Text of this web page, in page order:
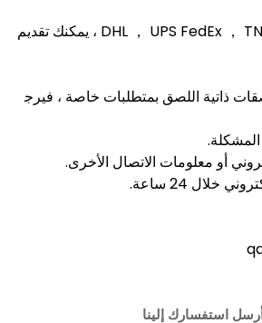
طالما يمكن أن تصل DHL ， UPS FedEx ， TNT ، يمكنك تقديم
ذاتية اللصق بمتطلبات خاصة ، فيرج
أو معلومات الاتصال الأخرى.
خلال 24 ساعة.
استفسارك إلينا